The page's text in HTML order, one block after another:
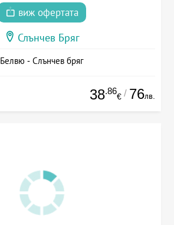
виж офертата
Слънчев Бряг
Белвю - Слънчев бряг
38.86
€ / 76лв.